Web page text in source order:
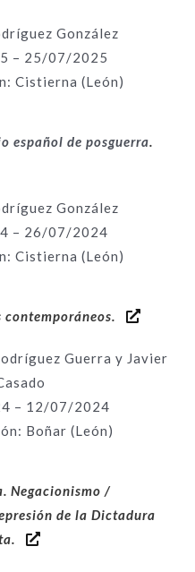
González
– 25/07/2025
Cistierna (León)
español de posguerra.
González
– 26/07/2024
Cistierna (León)
Guerra y Javier
– 12/07/2024
Boñar (León)
Negacionismo /
de la Dictadura